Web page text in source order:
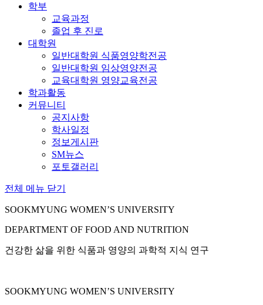
학부
교육과정
졸업 후 진로
대학원
일반대학원 식품영양학전공
일반대학원 임상영양전공
교육대학원 영양교육전공
학과활동
커뮤니티
공지사항
학사일정
정보게시판
SM뉴스
포토갤러리
전체 메뉴 닫기
SOOKMYUNG WOMEN’S UNIVERSITY
DEPARTMENT OF FOOD AND NUTRITION
건강한 삶을 위한 식품과 영양의 과학적 지식 연구
SOOKMYUNG WOMEN’S UNIVERSITY